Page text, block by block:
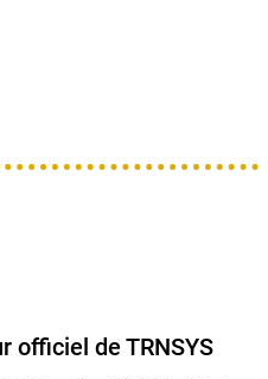
officiel de TRNSYS